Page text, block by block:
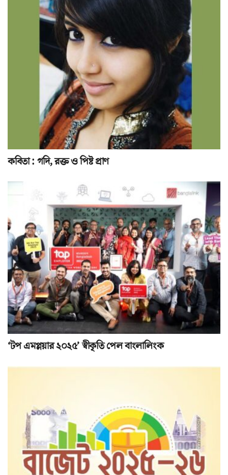
কবিতা : গদি, রক্ত ও পিষ্ট প্রাণ
‘টপ এমপ্লয়ার ২০২৫’ স্বীকৃতি পেল বাংলালিংক